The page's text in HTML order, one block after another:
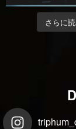
さらに